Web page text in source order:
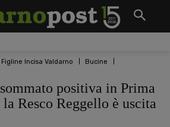
Figline Incisa Valdarno
Bucine
positiva in Prima
Resco Reggello è uscita